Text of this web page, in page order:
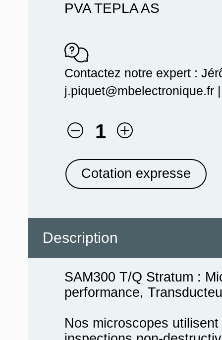
PVA TEPLA AS
Contactez notre expert :
j.piquet@mbelectronique.fr
1
Cotation expresse
Description
SAM300 T/Q Stratum :
performance,
Nos microscopes